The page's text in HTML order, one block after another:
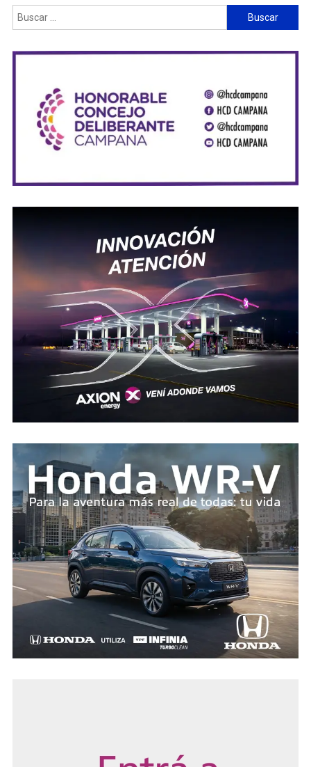
Buscar: